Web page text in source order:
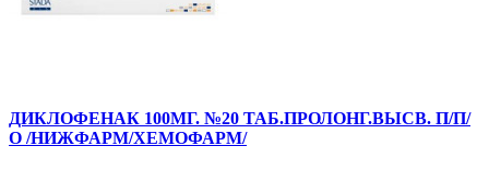
ДИКЛОФЕНАК 100МГ. №20 ТАБ.ПРОЛОНГ.ВЫСВ. П/П/
О /НИЖФАРМ/ХЕМОФАРМ/